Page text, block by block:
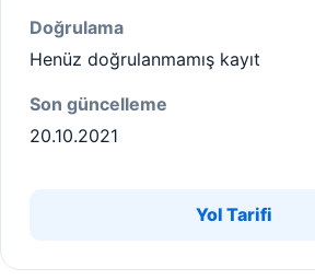
Doğrulama
Henüz doğrulanmamış kayıt
Son güncelleme
20.10.2021
Yol Tarifi